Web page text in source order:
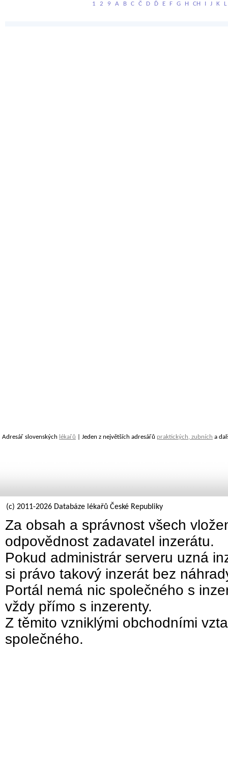
1 2 9 A B C Č D Ď E F G H CH I J K L
Adresář slovenských lékařů | Jeden z největších adresářů praktických, zubních a
(c) 2011-2026 Databáze lékařů České Republiky
Za obsah a správnost všech
odpovědnost zadavatel inzerátu.
Pokud administrár serveru uzná
si právo takový inzerát bez
Portál nemá nic společného s
vždy přímo s inzerenty.
Z těmito vzniklými obchodními
společného.